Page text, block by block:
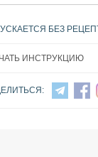
БЕЗ
ИНСТРУКЦИЮ